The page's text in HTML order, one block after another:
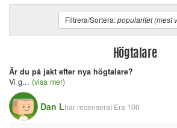
Filtrera/Sortera:popularitet (mest
Högtalare
Är du på jakt efter nya högtalare?
Vi g... (visa mer)
Dan Lhar recenserat Era 100